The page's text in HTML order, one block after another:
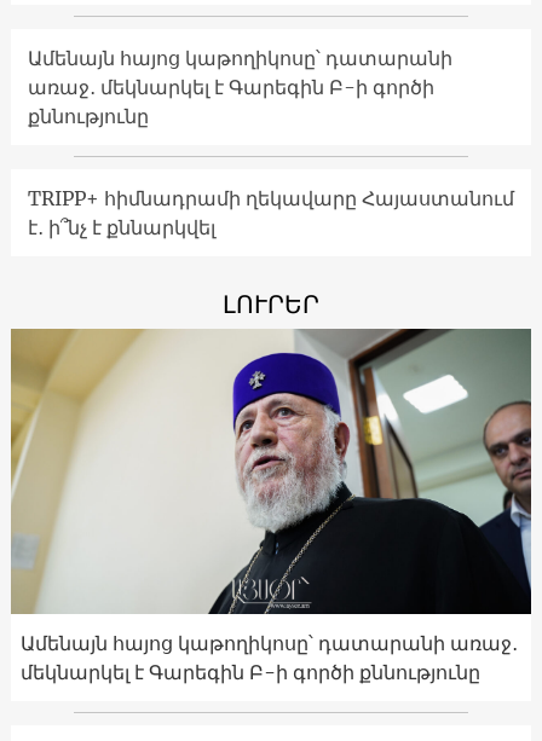
Ամենայն հայոց կաթողիկոսը՝ դատարանի
առաջ․ մեկնարկել է Գարեգին Բ-ի գործի
քննությունը
TRIPP+ հիմնադրամի ղեկավարը Հայաստանում
է․ ի՞նչ է քննարկվել
ԼՈՒՐԵՐ
Ամենայն հայոց կաթողիկոսը՝ դատարանի առաջ․
մեկնարկել է Գարեգին Բ-ի գործի քննությունը